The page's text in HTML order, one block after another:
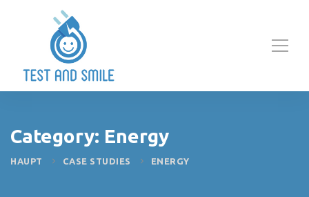
Category: Energy
HAUPT CASE STUDIES ENERGY